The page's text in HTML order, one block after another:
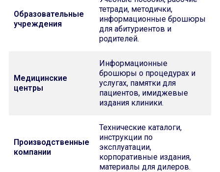
Образовательные
учреждения
тетради, методички,
информационные брошюры
для абитуриентов и
родителей.
Медицинские
центры
Информационные
брошюры о процедурах и
услугах, памятки для
пациентов, имиджевые
издания клиники.
Производственные
компании
Технические каталоги,
инструкции по
эксплуатации,
корпоративные издания,
материалы для дилеров.